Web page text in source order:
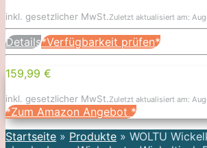
inkl. gesetzlicher MwSt.Zuletzt aktualisiert am:
Details*Verfügbarkeit prüfen*
159,99 €
inkl. gesetzlicher MwSt.Zuletzt aktualisiert am:
*Zum Amazon Angebot *
Startseite » Produkte » WOLTU